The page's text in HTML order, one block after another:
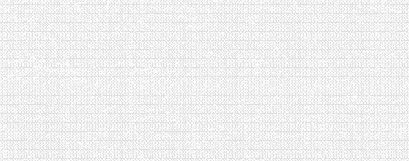
[VIDÉO] LA SÉLECTION DU MOIS
#JANVIER2024
[VIDÉO] HELLOFRESH #34 : IDÉES
RECETTES RISOTTO